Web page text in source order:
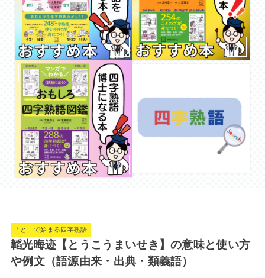
「と」で始まる四字熟語
韜光晦迹【とうこうまいせき】の意味と使い方
や例文（語源由来・出典・類義語）